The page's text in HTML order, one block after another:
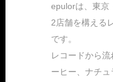
epulorは、東京
2店舗を構える
です。
レコードから
ーヒー、ナチ